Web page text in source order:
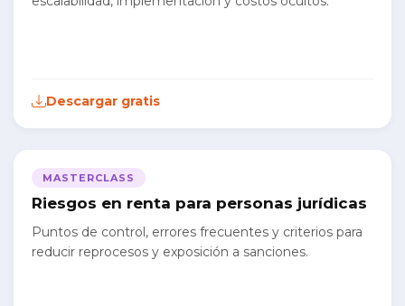
Descargar gratis
MASTERCLASS
Riesgos en renta para personas jurídicas
Puntos de control, errores frecuentes y criterios para
reducir reprocesos y exposición a sanciones.